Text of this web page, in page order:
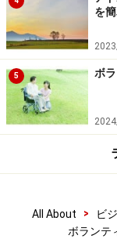
を
5 ボ
All About > ビ
ボランテ